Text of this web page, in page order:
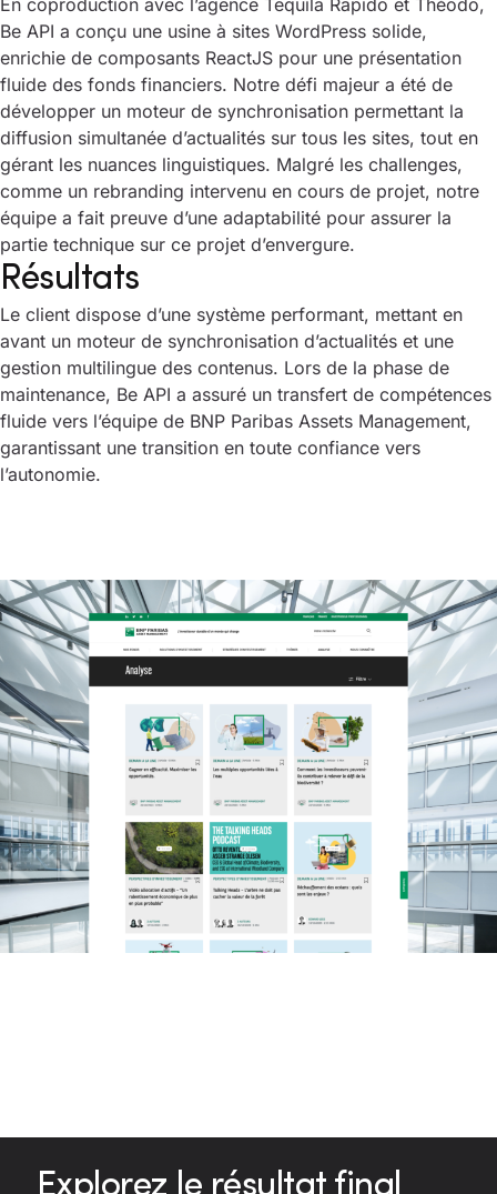
En coproduction avec l’agence Tequila Rapido et Théodo,
Be API a conçu une usine à sites WordPress solide,
enrichie de composants ReactJS pour une présentation
fluide des fonds financiers. Notre défi majeur a été de
développer un moteur de synchronisation permettant la
diffusion simultanée d’actualités sur tous les sites, tout en
gérant les nuances linguistiques. Malgré les challenges,
comme un rebranding intervenu en cours de projet, notre
équipe a fait preuve d’une adaptabilité pour assurer la
partie technique sur ce projet d’envergure.
Résultats
Le client dispose d’une système performant, mettant en
avant un moteur de synchronisation d’actualités et une
gestion multilingue des contenus. Lors de la phase de
maintenance, Be API a assuré un transfert de compétences
fluide vers l’équipe de BNP Paribas Assets Management,
garantissant une transition en toute confiance vers
l’autonomie.